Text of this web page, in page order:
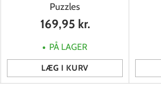
Puzzles
169,95 kr.
PÅ LAGER
LÆG I KURV
Antal Antal